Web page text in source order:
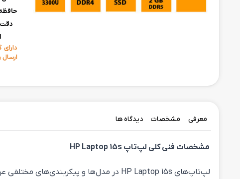
حافظه
ارسال
معرفی مشخصات دیدگاه ها
مشخصات فنی کلی لپ‌تاپ HP Laptop 15s